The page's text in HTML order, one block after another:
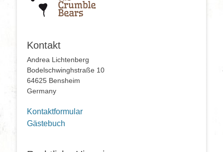
Kontakt
Andrea Lichtenberg
Bodelschwinghstraße 10
64625 Bensheim
Germany
Kontaktformular
Gästebuch